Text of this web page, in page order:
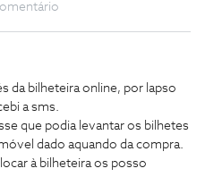
da bilheteira online, por lapso
a sms.
que podia levantar os bilhetes
dado aquando da compra.
à bilheteira os posso